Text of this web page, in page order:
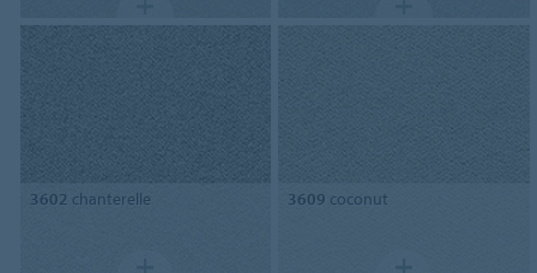
3602 chanterelle 3609 coconut